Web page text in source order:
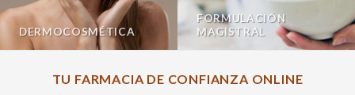
DERMOCOSMÉTICA
FORMULACIÓN
MAGISTRAL
TU FARMACIA DE CONFIANZA ONLINE